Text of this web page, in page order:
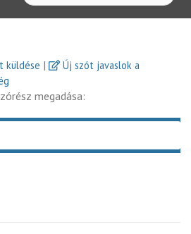
küldése |
Új szót javaslok a
megadása: